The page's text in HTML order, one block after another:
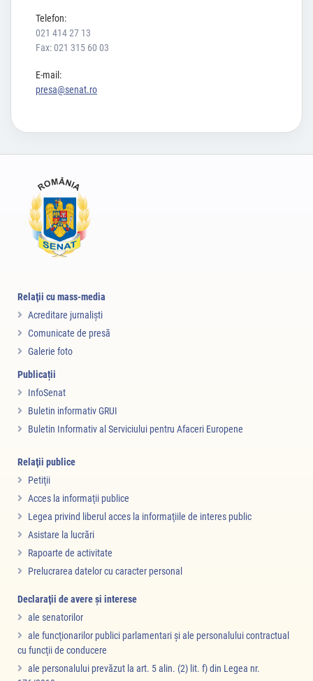
Telefon:
021 414 27 13
Fax: 021 315 60 03
E-mail:
presa@senat.ro
Relaţii cu mass-media
Acreditare jurnalişti
Comunicate de presă
Galerie foto
Publicații
InfoSenat
Buletin informativ GRUI
Buletin Informativ al Serviciului pentru Afaceri Europene
Relaţii publice
Petiţii
Acces la informaţii publice
Legea privind liberul acces la informaţiile de interes public
Asistare la lucrări
Rapoarte de activitate
Prelucrarea datelor cu caracter personal
Declaraţii de avere şi interese
ale senatorilor
ale funcţionarilor publici parlamentari şi ale personalului contractual
cu funcţii de conducere
ale personalului prevăzut la art. 5 alin. (2) lit. f) din Legea nr.